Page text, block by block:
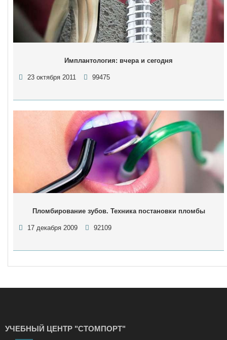
Имплантология: вчера и сегодня
23 октября 2011 99475
Пломбирование зубов. Техника постановки пломбы
17 декабря 2009 92109
УЧЕБНЫЙ ЦЕНТР "СТОМПОРТ"